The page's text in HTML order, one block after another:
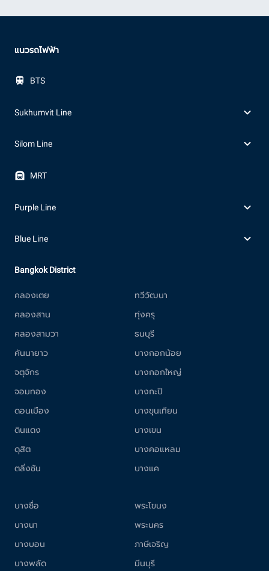
แนวรถไฟฟ้า
BTS
Sukhumvit Line
Silom Line
MRT
Purple Line
Blue Line
Bangkok District
คลองเตย
คลองสาน
คลองสามวา
คันนายาว
จตุจักร
จอมทอง
ดอนเมือง
ดินแดง
ดุสิต
ตลิ่งชัน
ทวีวัฒนา
ทุ่งครุ
ธนบุรี
บางกอกน้อย
บางกอกใหญ่
บางกะปิ
บางขุนเทียน
บางเขน
บางคอแหลม
บางแค
บางซื่อ
บางนา
บางบอน
บางพลัด
พระโขนง
พระนคร
ภาษีเจริญ
มีนบุรี